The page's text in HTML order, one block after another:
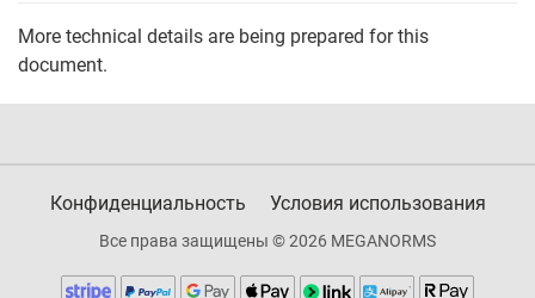
More technical details are being prepared for this
document.
Конфиденциальность Условия использования
Все права защищены © 2026 MEGANORMS